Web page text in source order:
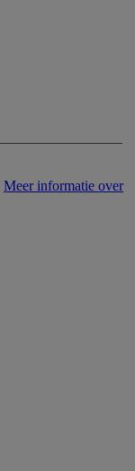
Meer informatie over